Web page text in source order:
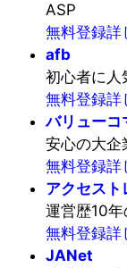
ASP
無料登録詳
afb
初心者に人
無料登録詳
バリューコ
安心の大企
無料登録詳
アクセスト
運営歴10
無料登録詳
JANet